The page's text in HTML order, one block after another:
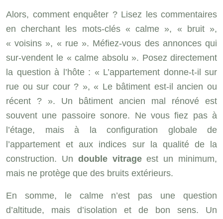
Alors, comment enquêter ? Lisez les commentaires
en cherchant les mots-clés « calme », « bruit »,
« voisins », « rue ». Méfiez-vous des annonces qui
sur-vendent le « calme absolu ». Posez directement
la question à l’hôte : « L’appartement donne-t-il sur
rue ou sur cour ? », « Le bâtiment est-il ancien ou
récent ? ». Un bâtiment ancien mal rénové est
souvent une passoire sonore. Ne vous fiez pas à
l’étage, mais à la configuration globale de
l’appartement et aux indices sur la qualité de la
construction. Un double vitrageest un minimum,
mais ne protège que des bruits extérieurs.
En somme, le calme n’est pas une question
d’altitude, mais d’isolation et de bon sens. Un